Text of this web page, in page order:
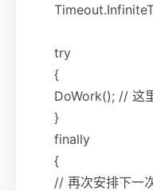
try
{
DoWork(); // 这
}
finally
{
// 再次安排下一